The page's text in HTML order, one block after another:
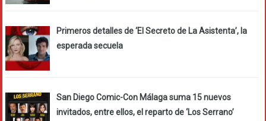
Primeros detalles de ‘El Secreto de La Asistenta’, la
esperada secuela
San Diego Comic-Con Málaga suma 15 nuevos
invitados, entre ellos, el reparto de ‘Los Serrano’